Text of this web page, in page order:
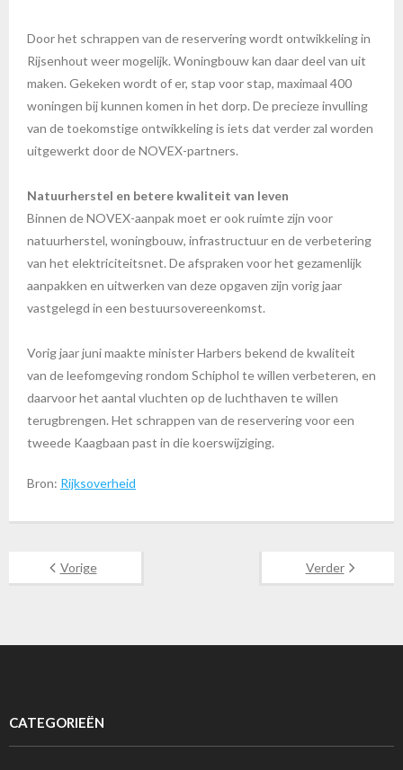
Door het schrappen van de reservering wordt ontwikkeling in
Rijsenhout weer mogelijk. Woningbouw kan daar deel van uit
maken. Gekeken wordt of er, stap voor stap, maximaal 400
woningen bij kunnen komen in het dorp. De precieze invulling
van de toekomstige ontwikkeling is iets dat verder zal worden
uitgewerkt door de NOVEX-partners.
Natuurherstel en betere kwaliteit van leven
Binnen de NOVEX-aanpak moet er ook ruimte zijn voor
natuurherstel, woningbouw, infrastructuur en de verbetering
van het elektriciteitsnet. De afspraken voor het gezamenlijk
aanpakken en uitwerken van deze opgaven zijn vorig jaar
vastgelegd in een bestuursovereenkomst.
Vorig jaar juni maakte minister Harbers bekend de kwaliteit
van de leefomgeving rondom Schiphol te willen verbeteren, en
daarvoor het aantal vluchten op de luchthaven te willen
terugbrengen. Het schrappen van de reservering voor een
tweede Kaagbaan past in die koerswijziging.
Bron: Rijksoverheid
Vorige Verder
CATEGORIEËN